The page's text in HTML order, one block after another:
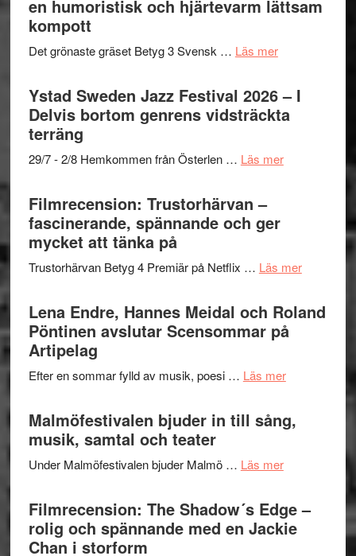
Frankenshtey
med
Mulder
och
Dana
i
till
Kulturs
en humoristisk och hjärtevarm lättsam
kompott
Det grönaste gräset Betyg 3 Svensk … Läs merom
Det
grönaste
gräset
en
hjärtevarm
Ystad Sweden Jazz Festival 2026 – I
Delvis bortom genrens vidsträckta
terräng
29/7 - 2/8 Hemkommen från Österlen … Läs merom
–
Delvis
bortom
terräng
Filmrecension: Trustorhärvan –
fascinerande, spännande och ger
mycket att tänka på
Trustorhärvan Betyg 4 Premiär på Netflix … Läs merom
–
Lena Endre, Hannes Meidal och Roland
Pöntinen avslutar Scensommar på
Artipelag
Efter en sommar fylld av musik, poesi … Läs merom
Hannes
Pöntinen
avslutar
Malmöfestivalen bjuder in till sång,
musik, samtal och teater
Under Malmöfestivalen bjuder Malmö … Läs merom
in
till
Filmrecension: The Shadow´s Edge –
rolig och spännande med en Jackie
Chan i storform